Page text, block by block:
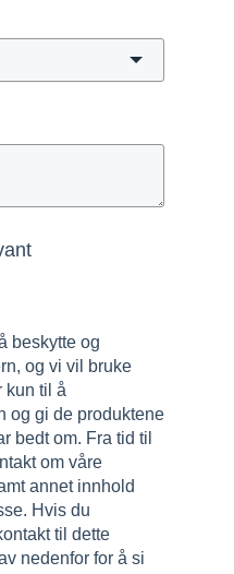
beskytte og
og vi vil bruke
kun til å
og gi de produktene
bedt om. Fra tid til
om våre
annet innhold
Hvis du
til dette
nedenfor for å si